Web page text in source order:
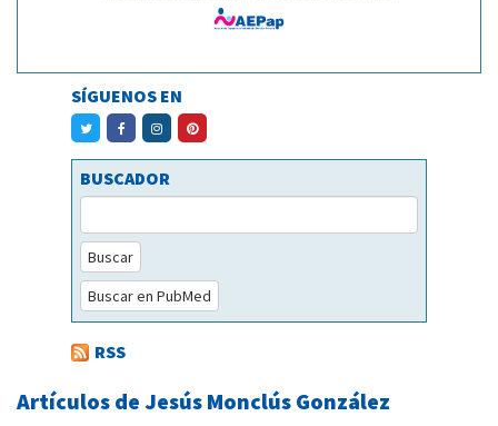
SÍGUENOS EN
BUSCADOR
Buscar
Buscar en PubMed
RSS
Artículos de Jesús Monclús González